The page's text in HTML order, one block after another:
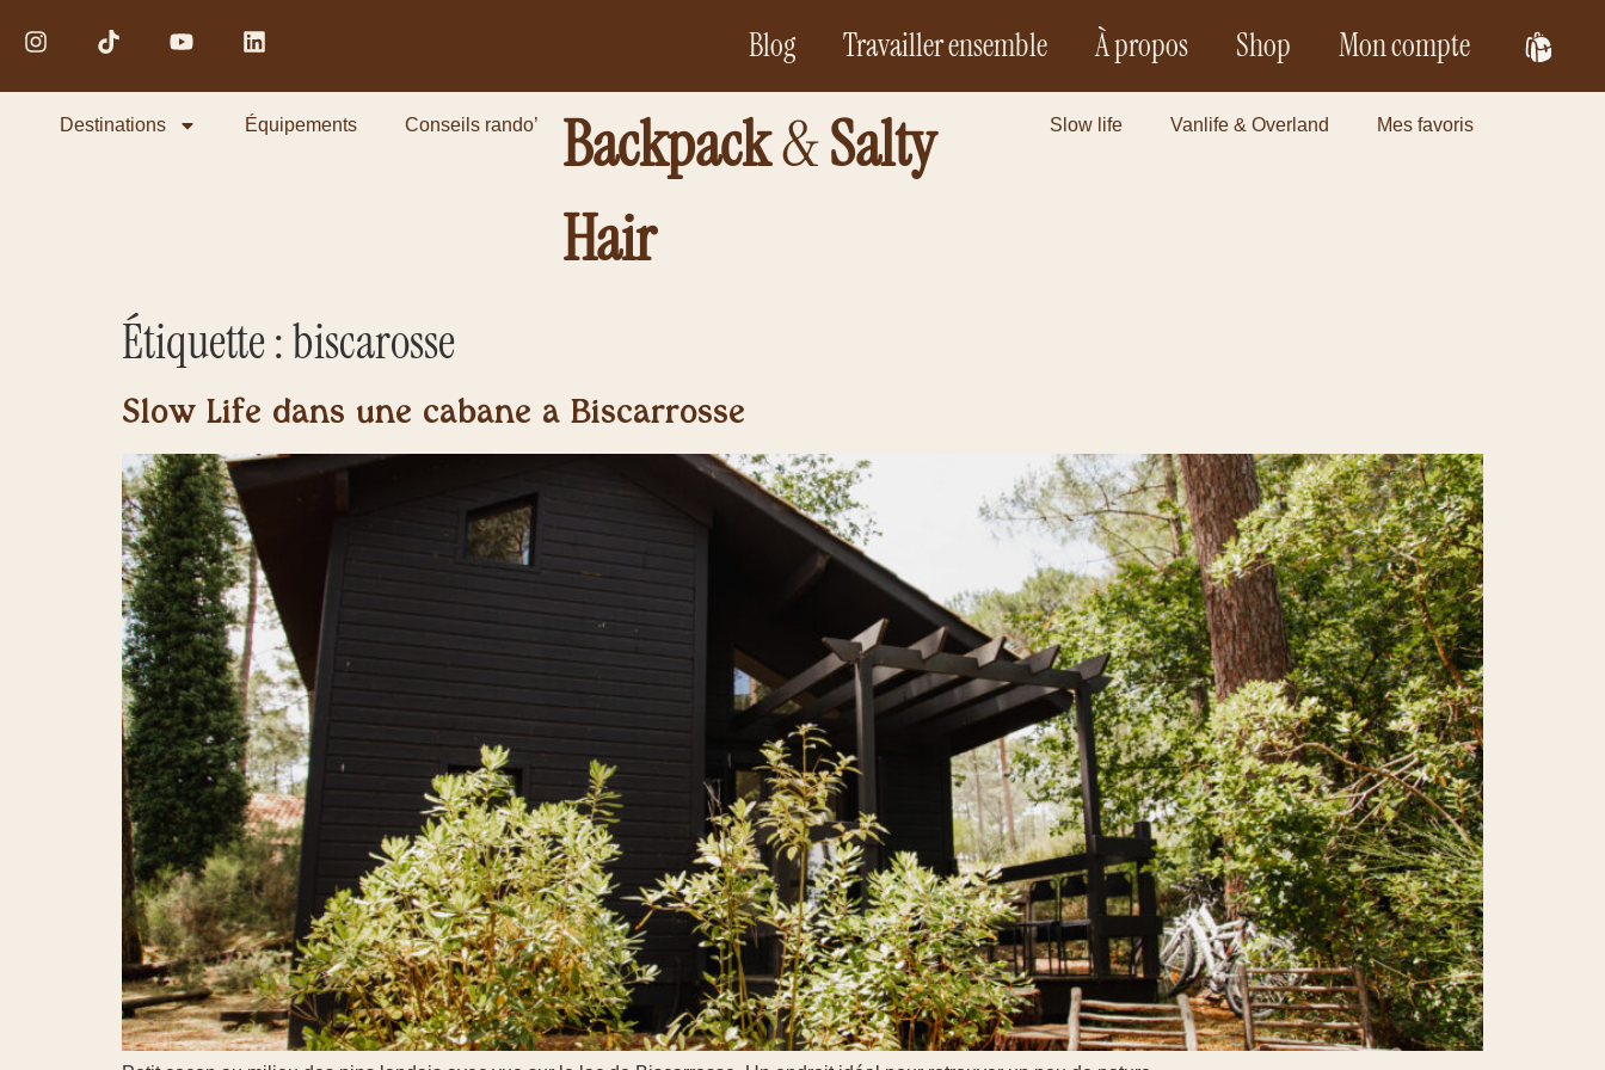
Blog Travailler ensemble À propos Shop Mon compte
Destinations Équipements Conseils rando’ Backpack&Salty
Hair
Slow life Vanlife & Overland Mes favoris
Étiquette :biscarosse
Slow Life dans une cabane à Biscarrosse